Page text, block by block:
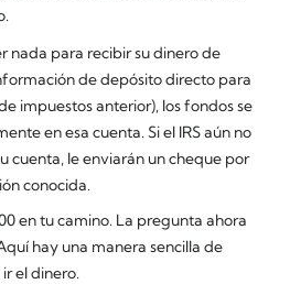
nada para recibir su dinero de
de depósito directo para
impuestos anterior), los fondos se
en esa cuenta. Si el IRS aún no
cuenta, le enviarán un cheque por
conocida.
en tu camino. La pregunta ahora
hay una manera sencilla de
el dinero.